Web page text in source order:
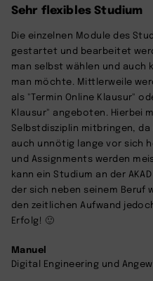
Sehr flexibles Studium
Die einzelnen Module des
gestartet und bearbeitet
man selbst wählen und
man möchte. Mittlerweile
als "Termin Online Klausur"
Klausur" angeboten. Hierbei
Selbstdisziplin mitbringen,
auch unnötig lange vor sich
und Assignments werden
kann ein Studium an der
der sich neben seinem
den zeitlichen Aufwand
Erfolg! 🙂
Manuel
Digital Engineering und